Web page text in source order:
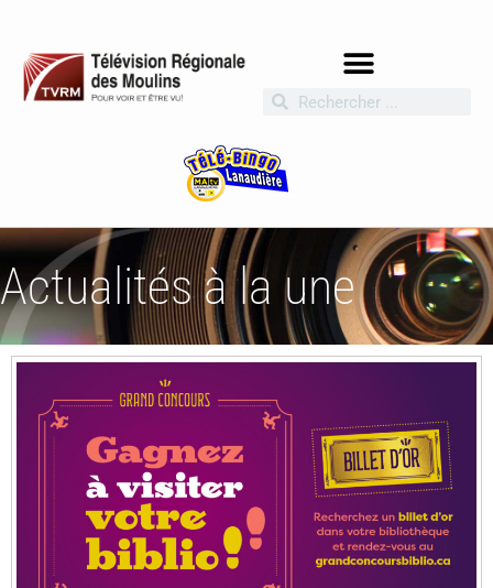
Actualités à la une